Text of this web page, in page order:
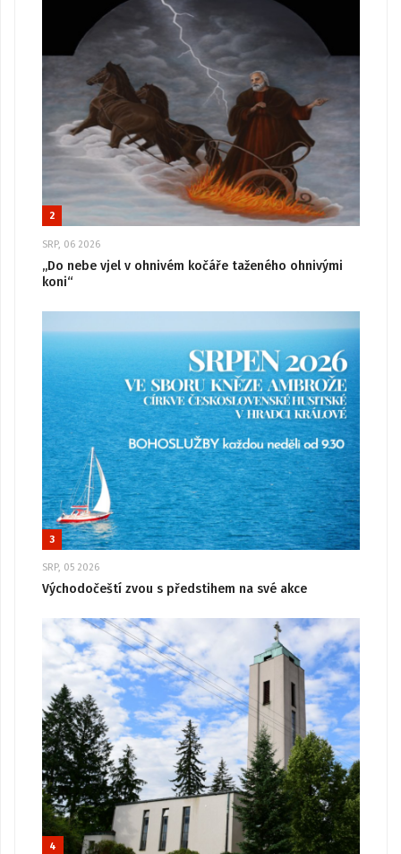
2
SRP, 06 2026
„Do nebe vjel v ohnivém kočáře taženého ohnivými
koni“
3
SRP, 05 2026
Východočeští zvou s předstihem na své akce
4